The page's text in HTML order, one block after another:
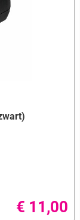
€ 11,00